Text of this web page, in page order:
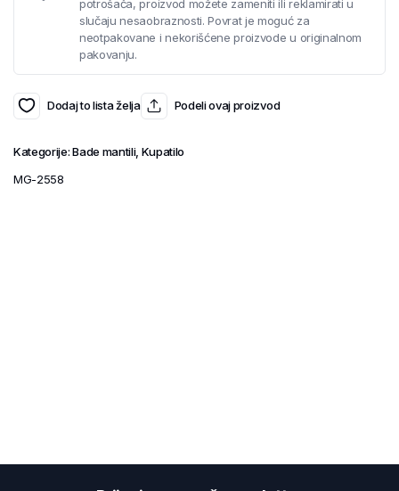
potrošača, proizvod možete zameniti ili reklamirati u
slučaju nesaobraznosti. Povrat je moguć za
neotpakovane i nekorišćene proizvode u originalnom
pakovanju.
Dodaj to lista želja Podeli ovaj proizvod
Kategorije:Bade mantili, Kupatilo
MG-2558